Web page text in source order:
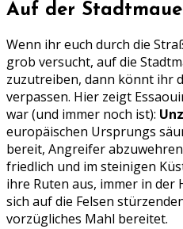
Auf der
Wenn ihr euch durch die
grob versucht, auf die
zuzutreiben, dann könnt ihr
verpassen. Hier zeigt
war (und immer noch ist):
europäischen Ursprungs
bereit, Angreifer
friedlich und im steinigen
ihre Ruten aus, immer in der
sich auf die Felsen
vorzügliches Mahl bereitet.